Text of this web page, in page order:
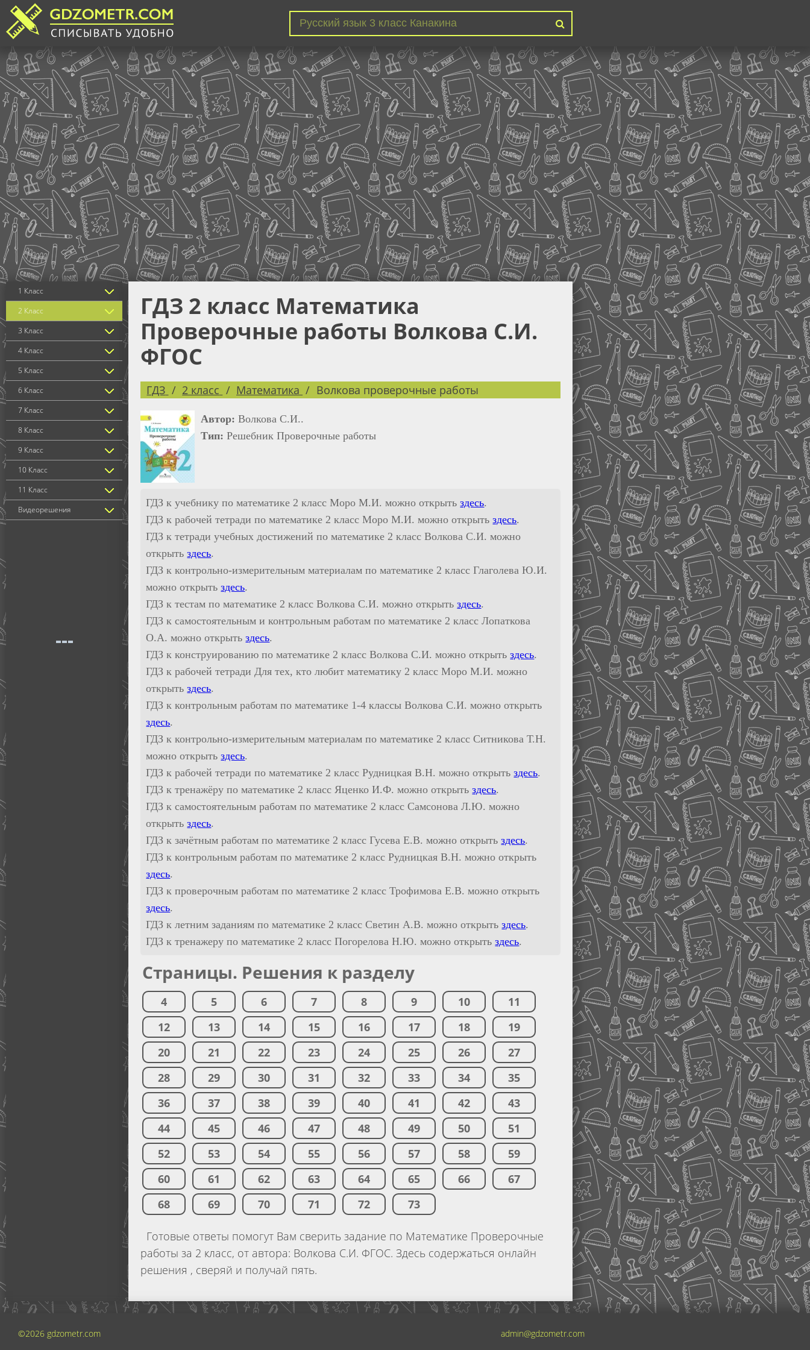
1 Класс
2 Класс
3 Класс
4 Класс
5 Класс
6 Класс
7 Класс
8 Класс
9 Класс
10 Класс
11 Класс
Видеорешения
ГДЗ 2 класс Математика
Проверочные работы Волкова С.И.
ФГОС
ГДЗ 2 класс Математика Волкова проверочные работы
Автор:Волкова С.И..
Тип: Решебник Проверочные работы
ГДЗ к учебнику по математике 2 класс Моро М.И. можно открытьздесь.
ГДЗ к рабочей тетради по математике 2 класс Моро М.И. можно открытьздесь.
ГДЗ к тетради учебных достижений по математике 2 класс Волкова С.И. можно
открытьздесь.
ГДЗ к контрольно-измерительным материалам по математике 2 класс Глаголева Ю.И.
можно открытьздесь.
ГДЗ к тестам по математике 2 класс Волкова С.И. можно открытьздесь.
ГДЗ к самостоятельным и контрольным работам по математике 2 класс Лопаткова
О.А. можно открытьздесь.
ГДЗ к конструированию по математике 2 класс Волкова С.И. можно открытьздесь.
ГДЗ к рабочей тетради Для тех, кто любит математику 2 класс Моро М.И. можно
открытьздесь.
ГДЗ к контрольным работам по математике 1-4 классы Волкова С.И. можно открыть
здесь.
ГДЗ к контрольно-измерительным материалам по математике 2 класс Ситникова Т.Н.
можно открытьздесь.
ГДЗ к рабочей тетради по математике 2 класс Рудницкая В.Н. можно открытьздесь.
ГДЗ к тренажёру по математике 2 класс Яценко И.Ф. можно открытьздесь.
ГДЗ к самостоятельным работам по математике 2 класс Самсонова Л.Ю. можно
открытьздесь.
ГДЗ к зачётным работам по математике 2 класс Гусева Е.В. можно открытьздесь.
ГДЗ к контрольным работам по математике 2 класс Рудницкая В.Н. можно открыть
здесь.
ГДЗ к проверочным работам по математике 2 класс Трофимова Е.В. можно открыть
здесь.
ГДЗ к летним заданиям по математике 2 класс Светин А.В. можно открытьздесь.
ГДЗ к тренажеру по математике 2 класс Погорелова Н.Ю. можно открытьздесь.
Страницы. Решения к разделу
4 5 6 7 8 9 10
11
12
13 14 15 16 17 18
19
20
21 22 23 24 25 26
27
28
29 30 31 32 33 34
35
36
37 38 39 40 41 42
43
44
45 46 47 48 49 50
51
52
53 54 55 56 57 58
59
60
61 62 63 64 65 66
67
68
69 70 71 72 73
Готовые ответы помогут Вам сверить задание по Математике Проверочные
работы за 2 класс, от автора: Волкова С.И. ФГОС. Здесь содержаться онлайн
решения , сверяй и получай пять.
©2026 gdzometr.com admin@gdzometr.com